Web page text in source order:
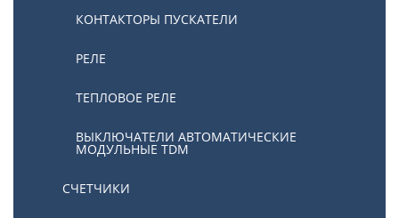
КОНТАКТОРЫ ПУСКАТЕЛИ
РЕЛЕ
ТЕПЛОВОЕ РЕЛЕ
ВЫКЛЮЧАТЕЛИ АВТОМАТИЧЕСКИЕ
МОДУЛЬНЫЕ TDM
СЧЕТЧИКИ